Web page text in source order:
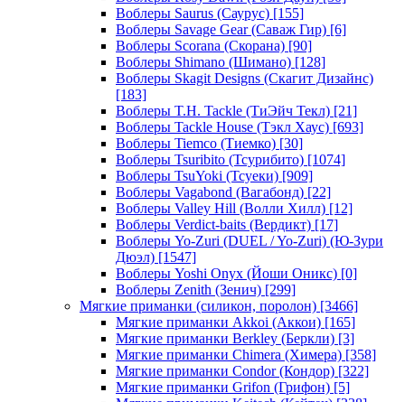
Воблеры Saurus (Саурус) [155]
Воблеры Savage Gear (Саваж Гир) [6]
Воблеры Scorana (Скорана) [90]
Воблеры Shimano (Шимано) [128]
Воблеры Skagit Designs (Скагит Дизайнс)
[183]
Воблеры T.H. Tackle (ТиЭйч Текл) [21]
Воблеры Tackle House (Тэкл Хаус) [693]
Воблеры Tiemco (Тиемко) [30]
Воблеры Tsuribito (Тсурибито) [1074]
Воблеры TsuYoki (Тсуеки) [909]
Воблеры Vagabond (Вагабонд) [22]
Воблеры Valley Hill (Волли Хилл) [12]
Воблеры Verdict-baits (Вердикт) [17]
Воблеры Yo-Zuri (DUEL / Yo-Zuri) (Ю-Зури
Дюэл) [1547]
Воблеры Yoshi Onyx (Йоши Оникс) [0]
Воблеры Zenith (Зенич) [299]
Мягкие приманки (силикон, поролон) [3466]
Мягкие приманки Akkoi (Аккои) [165]
Мягкие приманки Berkley (Беркли) [3]
Мягкие приманки Chimera (Химера) [358]
Мягкие приманки Condor (Кондор) [322]
Мягкие приманки Grifon (Грифон) [5]